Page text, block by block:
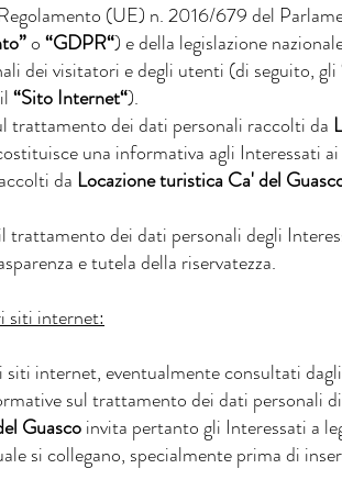
(UE) n. 2016/679 del
o“GDPR“) e della legislazione
dei visitatori e degli utenti (di seguito, gli
“Sito Internet“).
dei dati personali raccolti da
una informativa agli Interessati
da Locazione turistica Ca' del
trattamento dei dati personali degli
e tutela della riservatezza.
siti internet:
internet, eventualmente consultati
sul trattamento dei dati personali
Guascoinvita pertanto gli Interessati a
si collegano, specialmente prima di